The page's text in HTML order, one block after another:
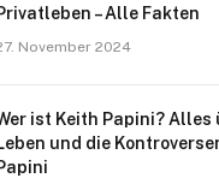
– Alle Fakten
November 2024
ist Keith Papini? Alles
und die